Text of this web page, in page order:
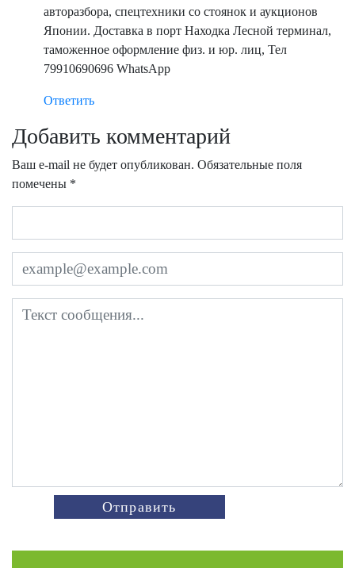
авторазбора, спецтехники со стоянок и аукционов
Японии. Доставка в порт Находка Лесной терминал,
таможенное оформление физ. и юр. лиц, Тел
79910690696 WhatsApp
Ответить
Добавить комментарий
Ваш e-mail не будет опубликован. Обязательные поля
помечены *